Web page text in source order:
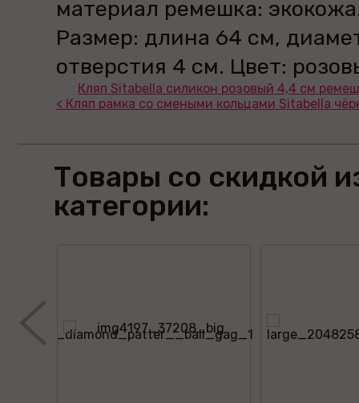
материал ремешка:
Размер: длина 64 см,
отверстия 4 см. Цвет:
Кляп Sitabella силикон розовый 4,4 см
< Кляп рамка со смеными кольцами Sitabella
Товары со скидкой
категории: